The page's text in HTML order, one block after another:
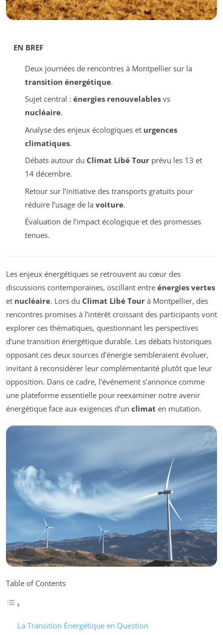
EN BREF
Deux journées de rencontres à Montpellier sur la
transition énergétique.
Sujet central : énergies renouvelablesvs
nucléaire.
Analyse des enjeux écologiques et urgences
climatiques.
Débats autour du Climat Libé Tourprévu les 13 et
14 décembre.
Retour sur l’initiative des transports gratuits pour
réduire l’usage de la voiture.
Évaluation de l’impact écologique et des promesses
tenues.
Les enjeux énergétiques se retrouvent au cœur des
discussions contemporaines, oscillant entre énergies vertes
et nucléaire. Lors du Climat Libé Tour à Montpellier, des
rencontres promises à l’intérêt croissant des participants vont
explorer ces thématiques, questionnant les perspectives
d’une transition énergétique durable. Les débats historiques
opposant ces deux sources d’énergie sembleraient évoluer,
invitant à reconsidérer leur complémentarité plutôt que leur
opposition. Dans ce cadre, l’événement s’annonce comme
une plateforme essentielle pour reexaminer notre avenir
énergétique face aux exigences d’un climat en mutation.
Table of Contents
La Transition Énergétique en Question